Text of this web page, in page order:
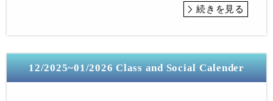
続きを見る
12/2025~01/2026 Class and Social Calender